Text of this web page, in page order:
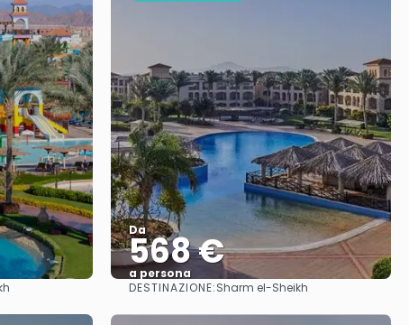
Da
568 €
a persona
Vedere
DESTINAZIONE:Sharm el-Sheikh